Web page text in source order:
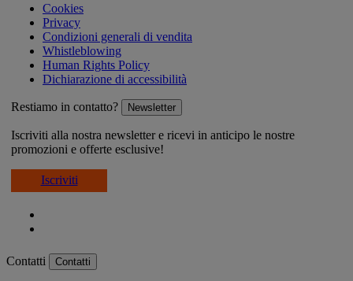
Cookies
Privacy
Condizioni generali di vendita
Whistleblowing
Human Rights Policy
Dichiarazione di accessibilità
Restiamo in contatto? Newsletter
Iscriviti alla nostra newsletter e ricevi in anticipo le nostre
promozioni e offerte esclusive!
Iscriviti
Contatti Contatti